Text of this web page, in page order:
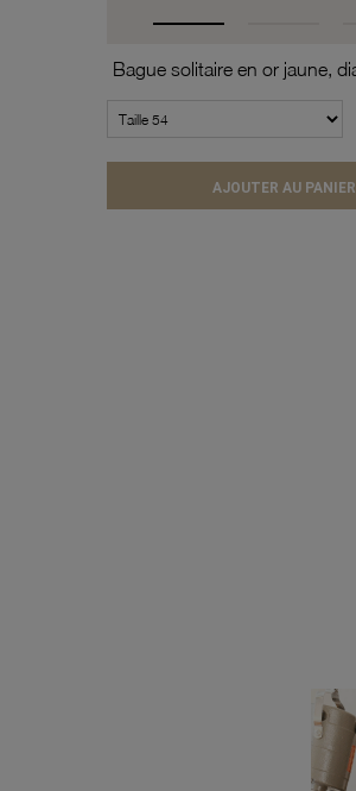
AJOUTER AU PANIER